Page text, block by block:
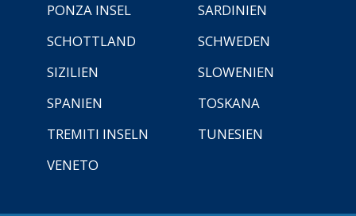
PONZA INSEL
SARDINIEN
SCHOTTLAND
SCHWEDEN
SIZILIEN
SLOWENIEN
SPANIEN
TOSKANA
TREMITI INSELN
TUNESIEN
VENETO